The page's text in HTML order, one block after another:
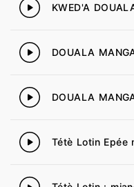
5 KWED'A
6
7
8 Tétè Lotin Epée